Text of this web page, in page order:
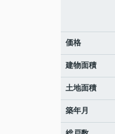
価格
建物面積
土地面積
築年月